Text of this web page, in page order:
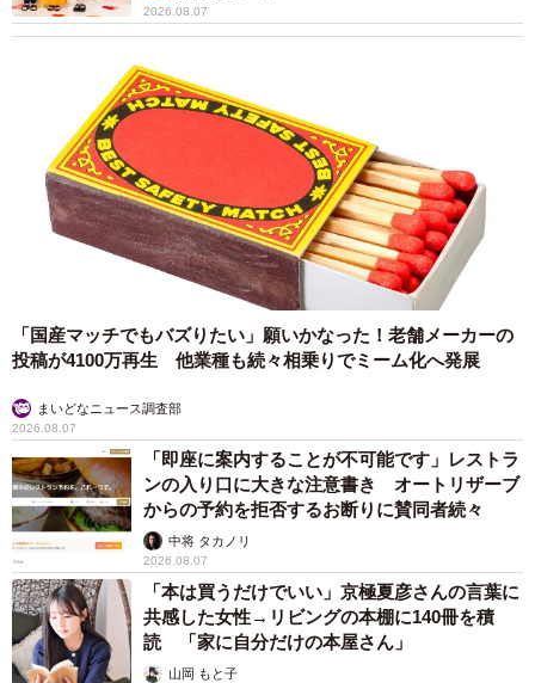
2026.08.07
「国産マッチでもバズりたい」願いかなった！老舗メーカーの
投稿が4100万再生 他業種も続々相乗りでミーム化へ発展
まいどなニュース調査部
2026.08.07
「即座に案内することが不可能です」レストラ
ンの入り口に大きな注意書き オートリザーブ
からの予約を拒否するお断りに賛同者続々
中将 タカノリ
2026.08.07
「本は買うだけでいい」京極夏彦さんの言葉に
共感した女性→リビングの本棚に140冊を積
読 「家に自分だけの本屋さん」
山岡 もと子